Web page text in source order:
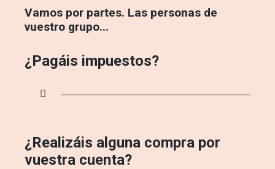
Vamos por partes. Las personas de
vuestro grupo...
¿Pagáis impuestos?
¿Realizáis alguna compra por
vuestra cuenta?